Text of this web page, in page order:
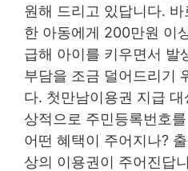
원해 드리고 있답니다.
한 아동에게 200만원 이
급해 아이를 키우면서 발
부담을 조금 덜어드리기
다. 첫만남이용권 지급
상적으로 주민등록번호
어떤 혜택이 주어지나?
상의 이용권이 주어진답